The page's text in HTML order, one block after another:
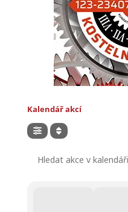
Kalendář akcí